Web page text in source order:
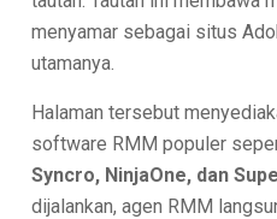
menyamar sebagai situs
utamanya.
Halaman tersebut
software RMM populer
Syncro, NinjaOne, dan
dijalankan, agen RMM